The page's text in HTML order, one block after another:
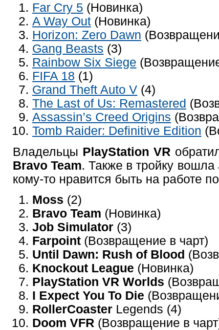
Far Cry 5 (Новинка)
A Way Out (Новинка)
Horizon: Zero Dawn
Gang Beasts (3)
Rainbow Six Siege
FIFA 18 (1)
Grand Theft Auto V (4)
The Last of Us: Remastered
Assassin’s Creed Origins
Tomb Raider: Definitive Edition
Владельцы PlayStation VR
Bravo Team. Также в тройку вошла
кому-то нравится быть на работе
Moss (2)
Bravo Team (Новинка)
Job Simulator (3)
Farpoint (Возвращение в чарт)
Until Dawn: Rush of Blood
Knockout League (Новинка)
PlayStation VR Worlds
I Expect You To Die
RollerCoaster Legends (4)
Doom VFR (Возвращение в